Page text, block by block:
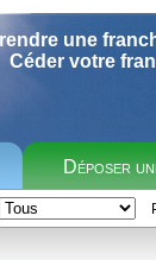
une
Céder votre
Déposer